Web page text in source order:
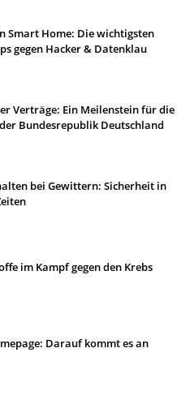
Smart Home: Die wichtigsten
gegen Hacker & Datenklau
Verträge: Ein Meilenstein für die
Bundesrepublik Deutschland
bei Gewittern: Sicherheit in
im Kampf gegen den Krebs
Darauf kommt es an